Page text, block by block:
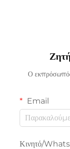
Ο
Email
Κινητό/